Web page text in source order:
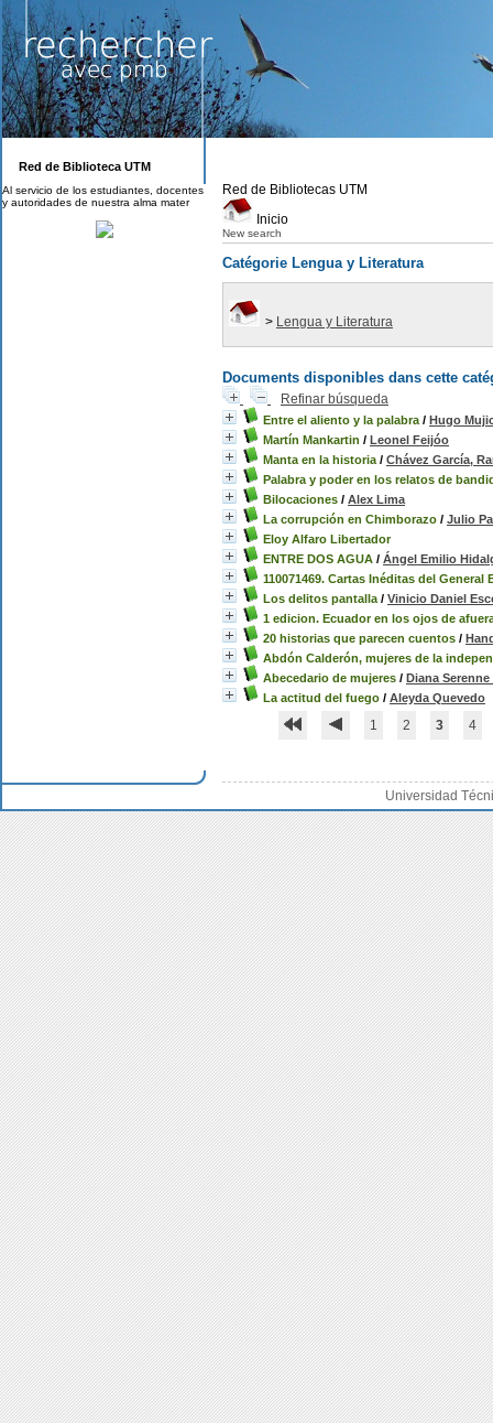
Red de Bibliotecas UTM
Inicio
New search
Catégorie Lengua y Literatura
> Lengua y Literatura
Documents disponibles dans cette
Refinar búsqueda
Entre el aliento y la palabra / Hugo
Martín Mankartin / Leonel Feijóo
Manta en la historia / Chávez García,
Palabra y poder en los relatos de
Bilocaciones / Alex Lima
La corrupción en Chimborazo / Julio
Eloy Alfaro Libertador
ENTRE DOS AGUA / Ángel Emilio
110071469. Cartas Inéditas del General
Los delitos pantalla / Vinicio Daniel
1 edicion. Ecuador en los ojos de
20 historias que parecen cuentos /
Abdón Calderón, mujeres de la
Abecedario de mujeres / Diana
La actitud del fuego / Aleyda Quevedo
1 2 3 4
Universidad
Red de Biblioteca UTM
Al servicio de los estudiantes, docentes
y autoridades de nuestra alma mater